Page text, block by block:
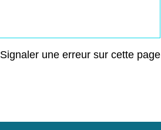
Signaler une erreur sur cette page